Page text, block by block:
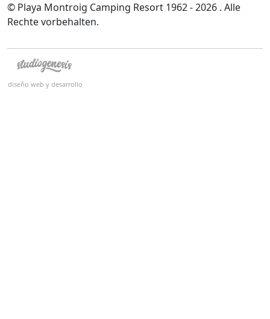
© Playa Montroig Camping Resort 1962 - 2026 . Alle
Rechte vorbehalten.